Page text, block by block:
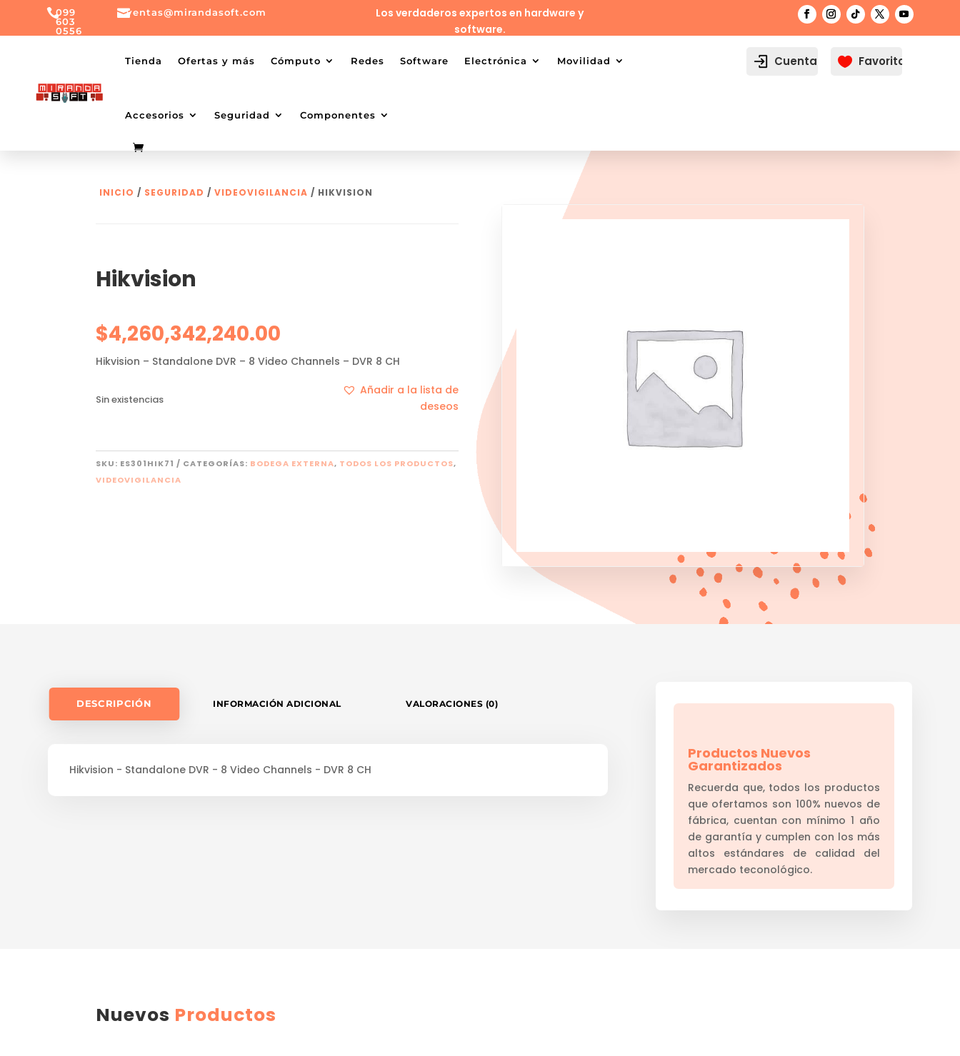
099
603
0556
0556
ventas@mirandasoft.com
mailto:ventas@mirandasoft.com
Los verdaderos expertos en hardware y
software.
Tienda Ofertas y más Cómputo Redes Software Electrónica Movilidad
Accesorios Seguridad Componentes
Cuenta  Favoritos
INICIO / SEGURIDAD /VIDEOVIGILANCIA / HIKVISION
Hikvision
$4,260,342,240.00
Hikvision – Standalone DVR – 8 Video Channels – DVR 8 CH
Sin existencias
Añadir a la lista de
deseos
SKU: ES301HIK71 CATEGORÍAS: BODEGA EXTERNA, TODOS LOS PRODUCTOS,
VIDEOVIGILANCIA
DESCRIPCIÓN INFORMACIÓN ADICIONAL VALORACIONES (0)
Hikvision - Standalone DVR - 8 Video Channels - DVR 8 CH
Productos Nuevos
Garantizados
Recuerda que, todos los productos
que ofertamos son 100% nuevos de
fábrica, cuentan con mínimo 1 año
de garantía y cumplen con los más
altos estándares de calidad del
mercado teconológico.
Nuevos Productos